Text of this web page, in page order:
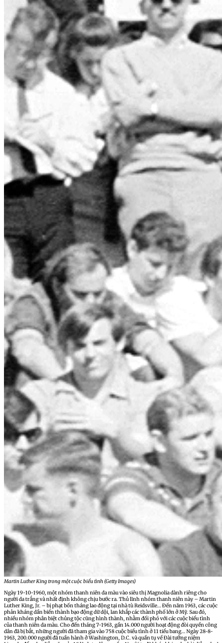
Martin Luther King trong một cuộc biểu tình (Getty Images)
Ngày 19-10-1960, một nhóm thanh niên da màu vào siêu thị Magnolia dành riêng cho
người da trắng và nhất định không chịu bước ra. Thủ lĩnh nhóm thanh niên này – Martin
Luther King, Jr. – bị phạt bốn tháng lao động tại nhà tù Reidsville… Đến năm 1963, các cuộc
phản kháng dần biến thành bạo động dữ dội, lan khắp các thành phố lớn ở Mỹ. Sau đó,
nhiều nhóm phân biệt chủng tộc cũng hình thành, nhằm đối phó với các cuộc biểu tình
của thanh niên da màu. Cho đến tháng 7-1963, gần 14.000 người hoạt động đòi quyền công
dân đã bị bắt, những người đã tham gia vào 758 cuộc biểu tình ở 11 tiểu bang… Ngày 28-8-
1963, 200.000 người đã tuần hành ở Washington, D.C. và quần tụ về Đài tưởng niệm